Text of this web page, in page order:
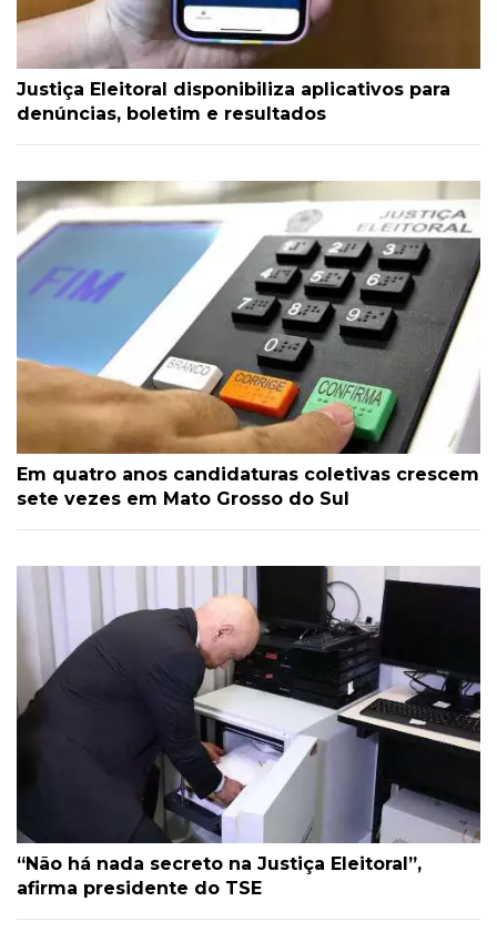
Justiça Eleitoral disponibiliza aplicativos para
denúncias, boletim e resultados
Em quatro anos candidaturas coletivas crescem
sete vezes em Mato Grosso do Sul
“Não há nada secreto na Justiça Eleitoral”,
afirma presidente do TSE